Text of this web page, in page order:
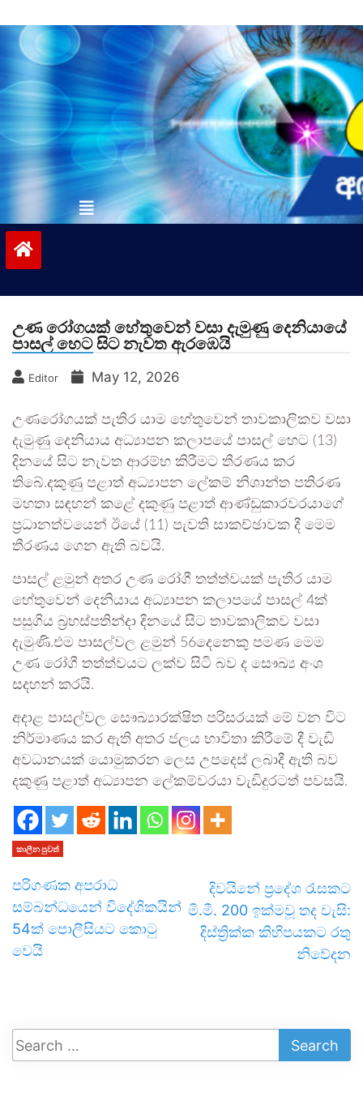
to
contentvinivida.lk
උණ රෝගයක් හේතුවෙන් වසා දැමුණු දෙනියායේ
පාසල් හෙට සිට නැවත ඇරඹෙයි
Editor May 12, 2026
උණරෝගයක් පැතිර යාම හේතුවෙන් තාවකාලිකව වසා
දැමුණු දෙනියාය අධ්‍යාපන කලාපයේ පාසල් හෙට (13)
දිනයේ සිට නැවත ආරම්භ කිරීමට තීරණය කර
තිබේ.දකුණු පළාත් අධ්‍යාපන ලේකම් නිශාන්ත පතිරණ
මහතා සඳහන් කළේ දකුණු පළාත් ආණ්ඩුකාරවරයාගේ
ප්‍රධානත්වයෙන් ඊයේ (11) පැවති සාකච්ඡාවක දී මෙම
තීරණය ගෙන ඇති බවයි.
පාසල් ළමුන් අතර උණ රෝගී තත්ත්වයක් පැතිර යාම
හේතුවෙන් දෙනියාය අධ්‍යාපන කලාපයේ පාසල් 4ක්
පසුගිය බ්‍රහස්පතින්දා දිනයේ සිට තාවකාලිකව වසා
දැමුණි.එම පාසල්වල ළමුන් 56දෙනෙකු පමණ මෙම
උණ රෝගී තත්ත්වයට ලක්ව සිටි බව ද සෞඛ්‍ය අංශ
සදහන් කරයි.
අදාළ පාසල්වල සෞඛ්‍යාරක්ෂිත පරිසරයක් මේ වන විට
නිර්මාණය කර ඇති අතර ජලය භාවිතා කිරීමේ දී වැඩි
අවධානයක් යොමුකරන ලෙස උපදෙස් ලබාදී ඇති බව
දකුණු පළාත් අධ්‍යාපන ලේකම්වරයා වැඩිදුරටත් පවසයි.
කාලීන පුවත්
පරිගණක අපරාධ
සම්බන්ධයෙන් විදේශිකයින්
54ක් පොලීසියට කොටු
වෙයි
දිවයිනේ ප්‍රදේශ රැසකට
මි.මී. 200 ඉක්මවූ තද වැසි:
දිස්ත්‍රික්ක කිහිපයකට රතු
නිවේදන